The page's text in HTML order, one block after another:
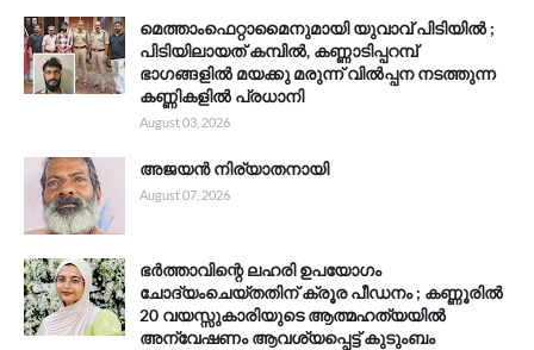
മെത്താംഫെറ്റാമൈനുമായി യുവാവ് പിടിയിൽ ;
പിടിയിലായത് കമ്പിൽ, കണ്ണാടിപ്പറമ്പ്
ഭാഗങ്ങളിൽ മയക്കു മരുന്ന് വിൽപ്പന നടത്തുന്ന
കണ്ണികളിൽ പ്രധാനി
August 03, 2026
അജയൻ നിര്യാതനായി
August 07, 2026
ഭർത്താവിന്റെ ലഹരി ഉപയോഗം
ചോദ്യംചെയ്തതിന് ക്രൂര പീഡനം ; കണ്ണൂരിൽ
20 വയസ്സുകാരിയുടെ ആത്മഹത്യയിൽ
അന്വേഷണം ആവശ്യപ്പെട്ട് കുടുംബം